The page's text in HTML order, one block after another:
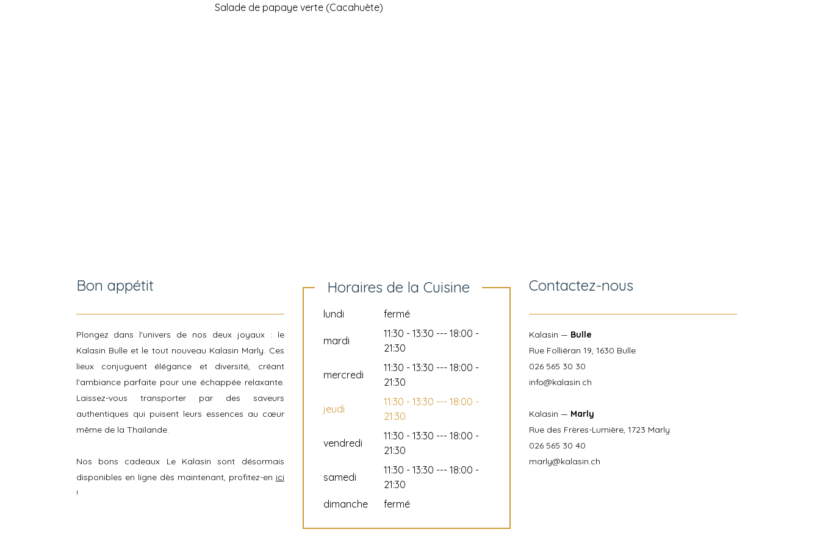
Salade de papaye verte (Cacahuète)
Bon appétit
Plongez dans l'univers de nos deux joyaux : le
Kalasin Bulle et le tout nouveau Kalasin Marly. Ces
lieux conjuguent élégance et diversité, créant
l'ambiance parfaite pour une échappée relaxante.
Laissez-vous transporter par des saveurs
authentiques qui puisent leurs essences au cœur
même de la Thaïlande.
Nos bons cadeaux Le Kalasin sont désormais
disponibles en ligne dès maintenant, profitez-en ici
!
Horaires de la Cuisine
lundi fermé
mardi
11:30 - 13:30 --- 18:00 -
21:30
mercredi
11:30 - 13:30 --- 18:00 -
21:30
jeudi
11:30 - 13:30 --- 18:00 -
21:30
vendredi
11:30 - 13:30 --- 18:00 -
21:30
samedi
11:30 - 13:30 --- 18:00 -
21:30
dimanche
fermé
Contactez-nous
Kalasin — Bulle
Rue Folliéran 19, 1630 Bulle
026 565 30 30
info@kalasin.ch
Kalasin — Marly
Rue des Frères-Lumière, 1723 Marly
026 565 30 40
marly@kalasin.ch